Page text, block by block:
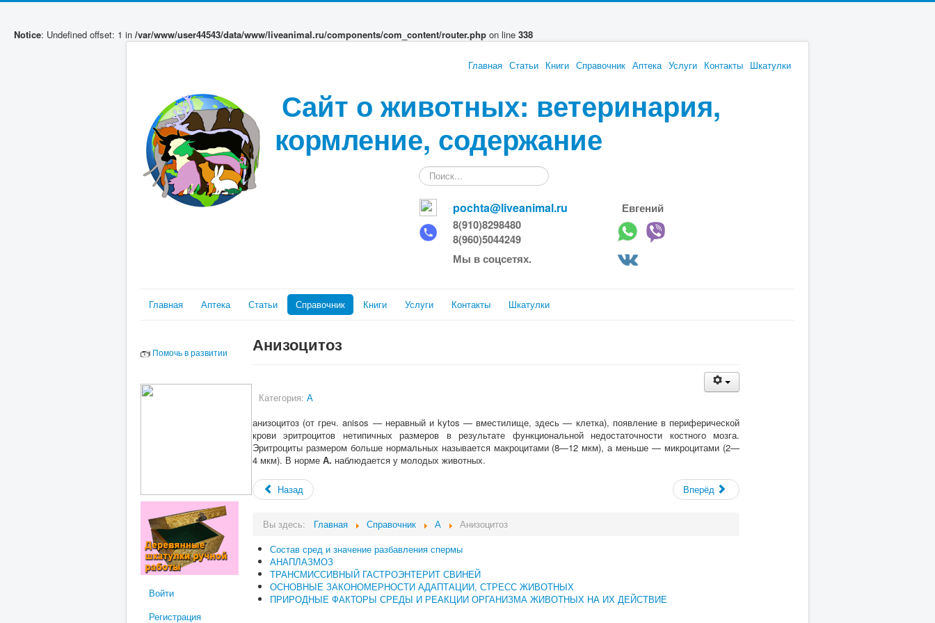
Notice: Undefined offset: 1 in /var/www/user44543/data/www/liveanimal.ru/components/com_content/router.php on line 338
Главная Статьи Книги Справочник Аптека Услуги Контакты Шкатулки
Сайт о животных: ветеринария,
кормление, содержание
Искать...
pochta@liveanimal.ru
Евгений
8(910)8298480
8(960)5044249
Мы в соцсетях.
Главная Аптека Статьи Справочник Книги Услуги Контакты Шкатулки
Помочь в развитии
Войти
Регистрация
Анизоцитоз
Категория: А
анизоцитоз (от греч.anisos — неравный и kytos — вместилище, здесь — клетка), появление в периферической
крови эритроцитов нетипичных размеров в результате функциональной недостаточности костного мозга.
Эритроциты размером больше нормальных называется макроцитами (8—12 мкм), а меньше — микроцитами (2—
4 мкм). В норме А. наблюдается у молодых животных.
Назад Вперёд
Вы здесь: Главная Справочник А
Анизоцитоз
Состав сред и значение разбавления спермы
АНАПЛАЗМОЗ
ТРАНСМИССИВНЫЙ ГАСТРОЭНТЕРИТ СВИНЕЙ
ОСНОВНЫЕ ЗАКОНОМЕРНОСТИ АДАПТАЦИИ, СТРЕСС ЖИВОТНЫХ
ПРИРОДНЫЕ ФАКТОРЫ СРЕДЫ И РЕАКЦИИ ОРГАНИЗМА ЖИВОТНЫХ НА ИХ ДЕЙСТВИЕ